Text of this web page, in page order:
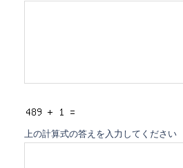
上の計算式の答えを入力してください